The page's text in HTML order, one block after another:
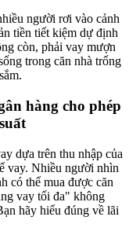
người rơi vào cảnh
tiền tiết kiệm dự định
còn, phải vay mượn
trong căn nhà trống
hàng cho phép
dựa trên thu nhập của
vay. Nhiều người nhìn
có thể mua được căn
vay tối đa" không
hãy hiểu đúng về lãi